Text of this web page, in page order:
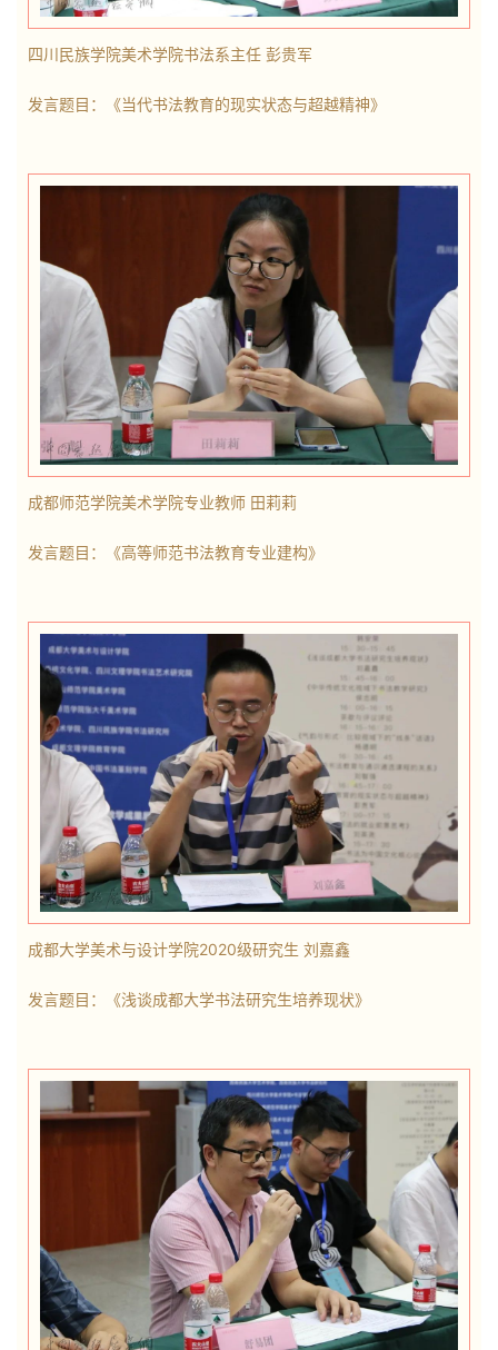
四川民族学院美术学院书法系主任 彭贵军
发言题目：《当代书法教育的现实状态与超越精神》
成都师范学院美术学院专业教师 田莉莉
发言题目：《高等师范书法教育专业建构》
成都大学美术与设计学院2020级研究生 刘嘉鑫
发言题目：《浅谈成都大学书法研究生培养现状》